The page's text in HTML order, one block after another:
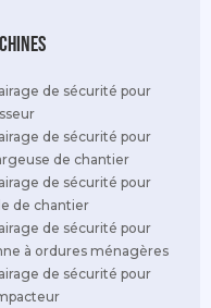
de sécurité pour
de sécurité pour
de chantier
de sécurité pour
de chantier
de sécurité pour
à ordures ménagères
de sécurité pour